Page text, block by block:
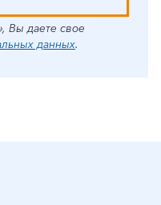
Вы даете свое
данных.